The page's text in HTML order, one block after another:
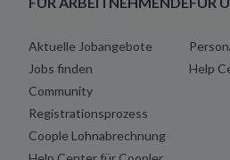
Aktuelle Jobangebote
Jobs finden
Community
Registrationsprozess
Coople Lohnabrechnung
Help